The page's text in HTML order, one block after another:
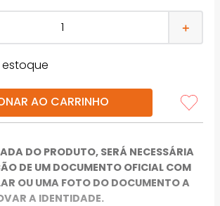
＋
AO CARRINHO
DO PRODUTO, SERÁ NECESSÁRIA
DE UM DOCUMENTO OFICIAL COM
OU UMA FOTO DO DOCUMENTO A
A IDENTIDADE.